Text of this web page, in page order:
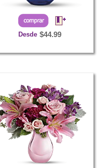
Desde $44.99